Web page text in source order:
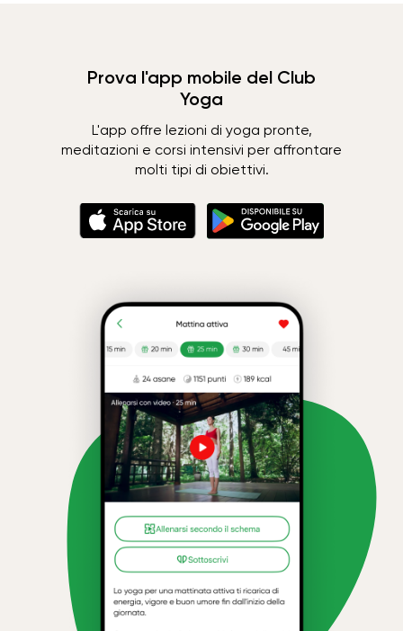
Prova l'app mobile del Club
Yoga
L'app offre lezioni di yoga pronte,
meditazioni e corsi intensivi per affrontare
molti tipi di obiettivi.